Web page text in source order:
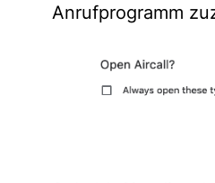
Anrufprogramm